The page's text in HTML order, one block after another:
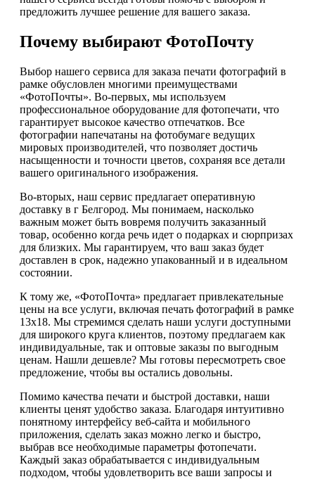
предложить лучшее решение для вашего заказа.
Почему выбирают ФотоПочту
Выбор нашего сервиса для заказа печати фотографий в
рамке обусловлен многими преимуществами
«ФотоПочты». Во-первых, мы используем
профессиональное оборудование для фотопечати, что
гарантирует высокое качество отпечатков. Все
фотографии напечатаны на фотобумаге ведущих
мировых производителей, что позволяет достичь
насыщенности и точности цветов, сохраняя все детали
вашего оригинального изображения.
Во-вторых, наш сервис предлагает оперативную
доставку в г Белгород. Мы понимаем, насколько
важным может быть вовремя получить заказанный
товар, особенно когда речь идет о подарках и сюрпризах
для близких. Мы гарантируем, что ваш заказ будет
доставлен в срок, надежно упакованный и в идеальном
состоянии.
К тому же, «ФотоПочта» предлагает привлекательные
цены на все услуги, включая печать фотографий в рамке
13х18. Мы стремимся сделать наши услуги доступными
для широкого круга клиентов, поэтому предлагаем как
индивидуальные, так и оптовые заказы по выгодным
ценам. Нашли дешевле? Мы готовы пересмотреть свое
предложение, чтобы вы остались довольны.
Помимо качества печати и быстрой доставки, наши
клиенты ценят удобство заказа. Благодаря интуитивно
понятному интерфейсу веб-сайта и мобильного
приложения, сделать заказ можно легко и быстро,
выбрав все необходимые параметры фотопечати.
Каждый заказ обрабатывается с индивидуальным
подходом, чтобы удовлетворить все ваши запросы и